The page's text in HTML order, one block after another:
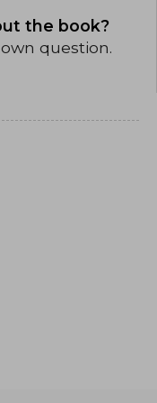
the book?
question.